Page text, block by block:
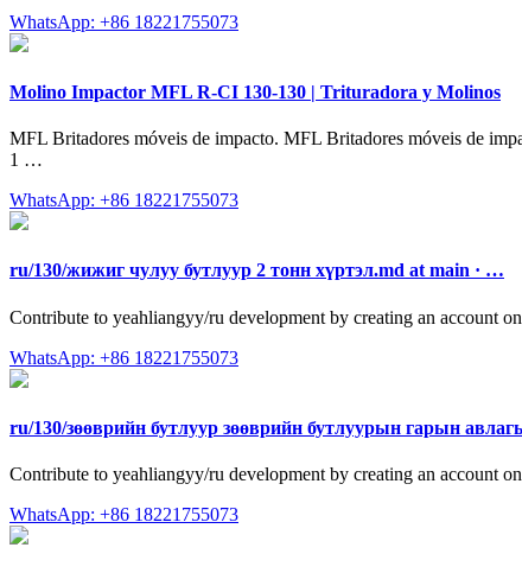
WhatsApp: +86 18221755073
Molino Impactor MFL R-CI 130-130 | Trituradora y Molinos
MFL Britadores móveis de impacto. MFL Britadores móveis de
1 …
WhatsApp: +86 18221755073
ru/130/жижиг чулуу бутлуур 2 тонн хүртэл.md at main · …
Contribute to yeahliangyy/ru development by creating an account
WhatsApp: +86 18221755073
ru/130/зөөврийн бутлуур зөөврийн бутлуурын гарын
Contribute to yeahliangyy/ru development by creating an account
WhatsApp: +86 18221755073